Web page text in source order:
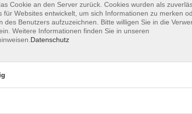
Cookie an den Server zurück. Cookies wurden als
für Websites entwickelt, um sich Informationen zu merken
des Benutzers aufzuzeichnen. Bitte willigen Sie in die
Weitere Informationen finden Sie in unseren
Datenschutz